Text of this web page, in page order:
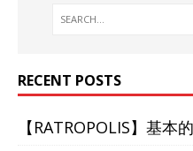
RECENT POSTS
【RATROPOLIS】基本